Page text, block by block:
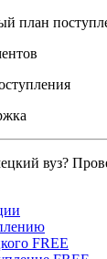
план
вуз?
FREE